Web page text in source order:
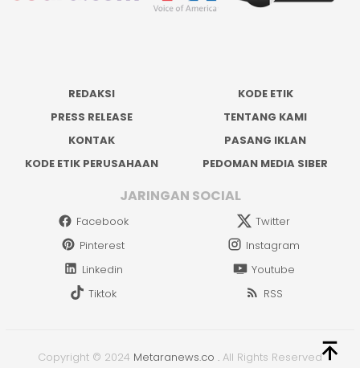
REDAKSI
KODE ETIK
PRESS RELEASE
TENTANG KAMI
KONTAK
PASANG IKLAN
KODE ETIK PERUSAHAAN
PEDOMAN MEDIA SIBER
JARINGAN SOCIAL
Facebook
Twitter
Pinterest
Instagram
Linkedin
Youtube
Tiktok
RSS
Copyright © 2024 Metaranews.co . All Rights Reserved